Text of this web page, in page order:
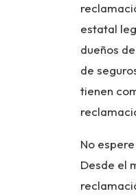
estatal
dueños
de
tienen
No
Desde el